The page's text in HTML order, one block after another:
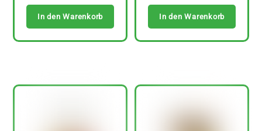
In den Warenkorb In den Warenkorb